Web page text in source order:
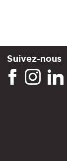
Suivez-nous